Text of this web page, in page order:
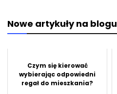
Nowe artykuły na blogu
Czym się kierować
wybierając odpowiedni
regał do mieszkania?